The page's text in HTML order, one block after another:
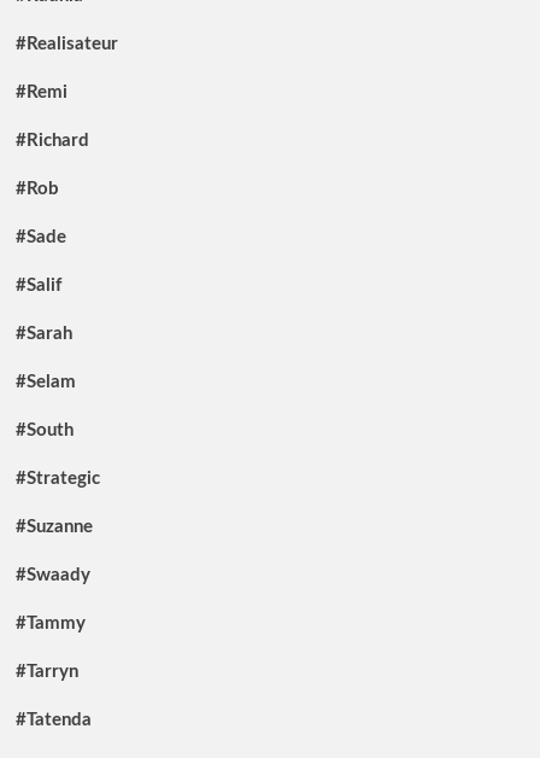
#Realisateur
#Remi
#Richard
#Rob
#Sade
#Salif
#Sarah
#Selam
#South
#Strategic
#Suzanne
#Swaady
#Tammy
#Tarryn
#Tatenda